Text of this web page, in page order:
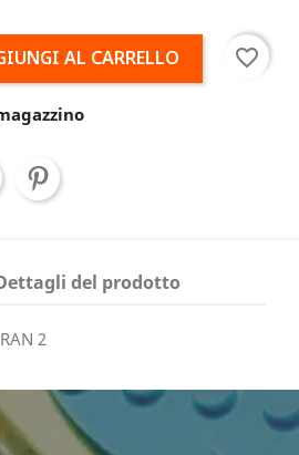
AL CARRELLO favorite_border
del prodotto
2